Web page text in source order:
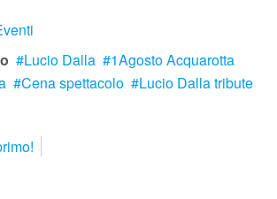
Lucio Dalla
1Agosto Acquarotta
Cena spettacolo
Lucio Dalla tribute